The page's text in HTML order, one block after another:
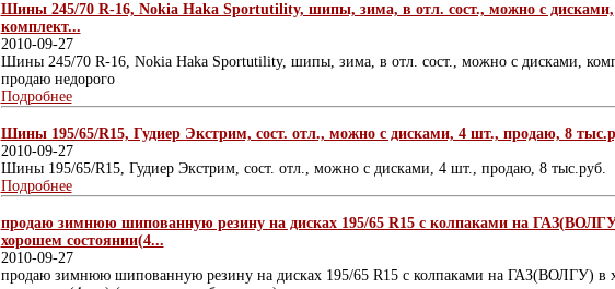
Шины 245/70 R-16, Nokia Haka Sportutility, шипы, зима, в отл. сост., можно с дисками,
комплект...
2010-09-27
Шины 245/70 R-16, Nokia Haka Sportutility, шипы, зима, в отл. сост., можно с дисками,
продаю недорого
Подробнее
Шины 195/65/R15, Гудиер Экстрим, сост. отл., можно с дисками, 4 шт., продаю, 8
2010-09-27
Шины 195/65/R15, Гудиер Экстрим, сост. отл., можно с дисками, 4 шт., продаю, 8 тыс.руб.
Подробнее
продаю зимнюю шипованную резину на дисках 195/65 R15 с колпаками на
хорошем состоянии(4...
2010-09-27
продаю зимнюю шипованную резину на дисках 195/65 R15 с колпаками на ГАЗ(ВОЛГУ) в